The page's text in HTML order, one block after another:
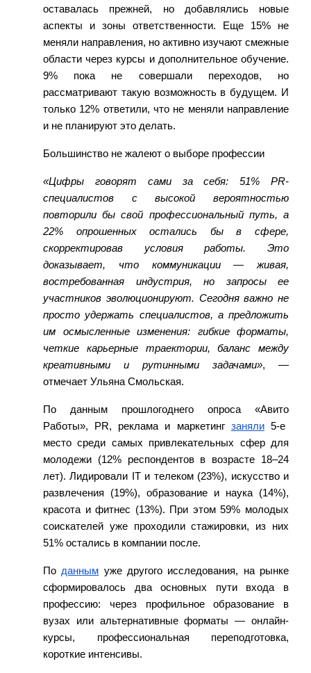
оставалась прежней, но добавлялись новые
аспекты и зоны ответственности. Еще 15% не
меняли направления, но активно изучают смежные
области через курсы и дополнительное обучение.
9% пока не совершали переходов, но
рассматривают такую возможность в будущем. И
только 12% ответили, что не меняли направление
и не планируют это делать.
Большинство не жалеют о выборе профессии
«Цифры говорят сами за себя: 51% PR-
специалистов с высокой вероятностью
повторили бы свой профессиональный путь, а
22% опрошенных остались бы в сфере,
скорректировав условия работы. Это
доказывает, что коммуникации — живая,
востребованная индустрия, но запросы ее
участников эволюционируют. Сегодня важно не
просто удержать специалистов, а предложить
им осмысленные изменения: гибкие форматы,
четкие карьерные траектории, баланс между
креативными и рутинными задачами», —
отмечает Ульяна Смольская.
По данным прошлогоднего опроса «Авито
Работы», PR, реклама и маркетинг заняли5-е
место среди самых привлекательных сфер для
молодежи (12% респондентов в возрасте 18–24
лет). Лидировали IT и телеком (23%), искусство и
развлечения (19%), образование и наука (14%),
красота и фитнес (13%). При этом 59% молодых
соискателей уже проходили стажировки, из них
51% остались в компании после.
По данным уже другого исследования, на рынке
сформировалось два основных пути входа в
профессию: через профильное образование в
вузах или альтернативные форматы — онлайн-
курсы, профессиональная переподготовка,
короткие интенсивы.